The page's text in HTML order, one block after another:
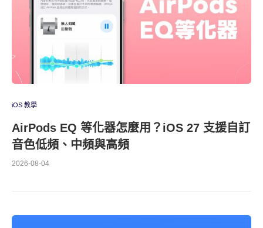
iOS 教學
AirPods EQ 等化器怎麼用？iOS 27 支援自訂
音色低頻、中頻與高頻
2026-08-04